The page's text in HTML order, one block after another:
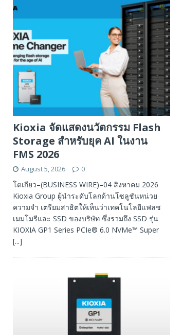
Kioxia จัดแสดงนวัตกรรม Flash
Storage สำหรับยุค AI ในงาน
FMS 2026
August 5, 2026 0
โตเกียว–(BUSINESS WIRE)–04 สิงหาคม 2026
Kioxia Group ผู้นำระดับโลกด้านโซลูชันหน่วย
ความจำ เตรียมสาธิตให้เห็นว่าเทคโนโลยีแฟลช
เมมโมรีและ SSD ของบริษัท ซึ่งรวมถึง SSD รุ่น
KIOXIA GP1 Series PCIe® 6.0 NVMe™ Super
[...]